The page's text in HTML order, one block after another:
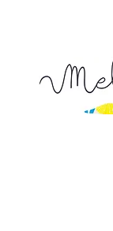
La longueur
d'un seul tenant